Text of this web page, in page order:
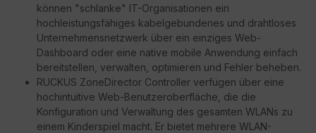
können "schlanke" IT-Organisationen ein
hochleistungsfähiges kabelgebundenes und drahtloses
Unternehmensnetzwerk über ein einziges Web-
Dashboard oder eine native mobile Anwendung einfach
bereitstellen, verwalten, optimieren und Fehler beheben.
RUCKUS ZoneDirector Controller verfügen über eine
hochintuitive Web-Benutzeroberfläche, die die
Konfiguration und Verwaltung des gesamten WLANs zu
einem Kinderspiel macht. Er bietet mehrere WLAN-